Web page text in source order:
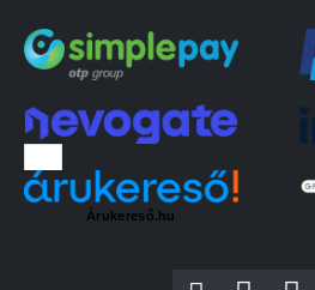
Árukereső.hu